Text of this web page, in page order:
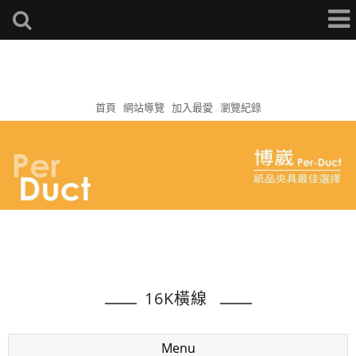
首頁 網站導覽 加入最愛 瀏覽紀錄
16K橫線
Menu